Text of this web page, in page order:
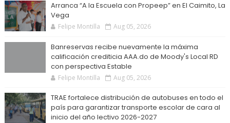
Arranca “A la Escuela con Propeep” en El Caimito, La
Vega
Felipe Montilla Aug 05, 2026
Banreservas recibe nuevamente la máxima
calificación crediticia AAA.do de Moody's Local RD
con perspectiva Estable
Felipe Montilla Aug 05, 2026
TRAE fortalece distribución de autobuses en todo el
país para garantizar transporte escolar de cara al
inicio del año lectivo 2026-2027